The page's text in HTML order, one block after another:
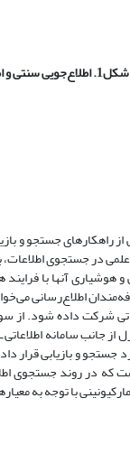
شکل1. اطلاع‌جویی سنتی و اطلاع‌جویی اینترنتی (اقتباس از کوشا، 1381)
جستجو و
علمی در جستجوی
و هوشیاری آنها با
حرفه‌مندان اطلاع‌رسانی
شرکت داده شود.
جانب سامانه
جستجو و بازیابی
است که در روند
با توجه به